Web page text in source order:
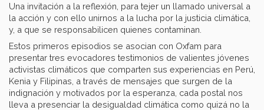
Una invitación a la reflexión, para tejer un llamado universal a
la acción y con ello unirnos a la lucha por la justicia climática,
y, a que se responsabilicen quienes contaminan.
Estos primeros episodios se asocian con Oxfam para
presentar tres evocadores testimonios de valientes jóvenes
activistas climáticos que comparten sus experiencias en Perú,
Kenia y Filipinas, a través de mensajes que surgen de la
indignación y motivados por la esperanza, cada postal nos
lleva a presenciar la desigualdad climática como quizá no la